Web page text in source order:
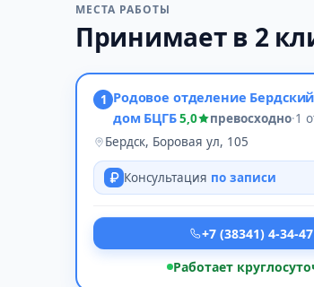
МЕСТА РАБОТЫ
Принимает в 2
1 Родовое отделение
дом БЦГБ5,0 превосходно·1
Бердск, Боровая ул, 105
Консультация по записи
+7 (38341) 4-34-47
Работает